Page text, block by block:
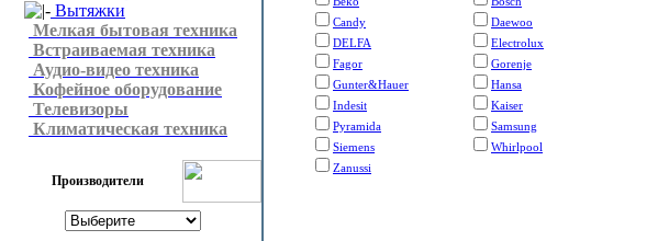
Вытяжки
Мелкая бытовая техника
Встраиваемая техника
Аудио-видео техника
Кофейное оборудование
Телевизоры
Климатическая техника
Производители
Candy
Daewoo
DELFA
Electrolux
Fagor
Gorenje
Gunter&Hauer
Hansa
Indesit
Kaiser
Pyramida
Samsung
Siemens
Whirlpool
Zanussi